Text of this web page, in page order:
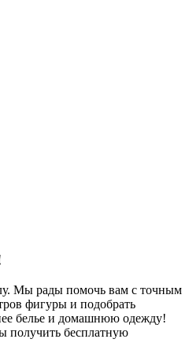
Мы рады помочь вам с точным
фигуры и подобрать
белье и домашнюю одежду!
получить бесплатную